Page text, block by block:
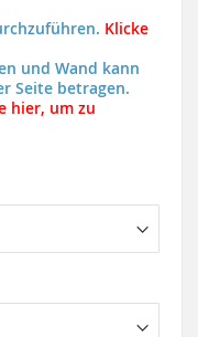
Klicke
und Wand kann
Seite betragen.
hier, um zu